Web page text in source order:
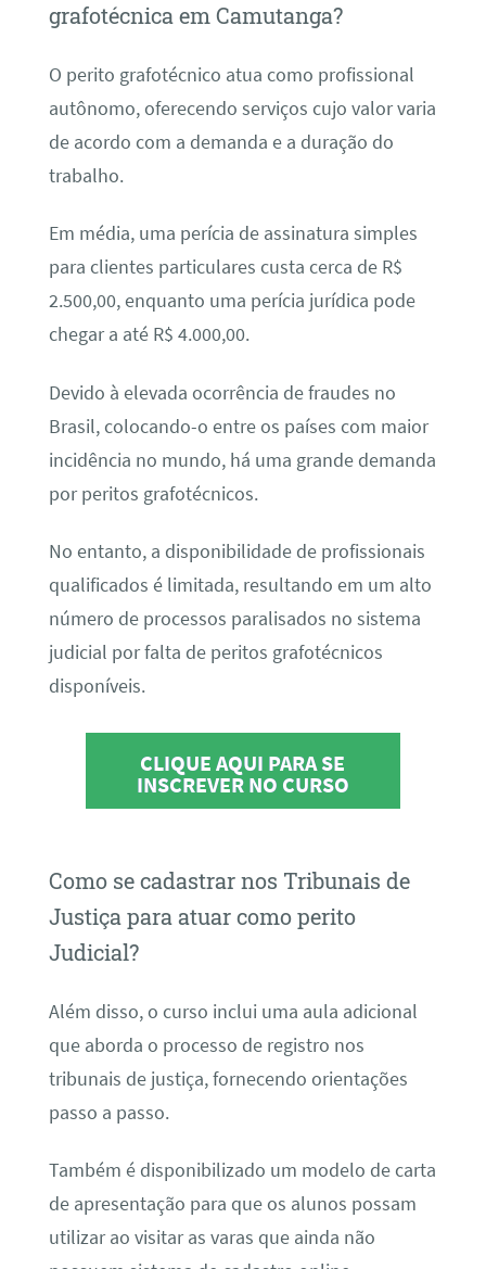
grafotécnica em Camutanga?
O perito grafotécnico atua como profissional
autônomo, oferecendo serviços cujo valor varia
de acordo com a demanda e a duração do
trabalho.
Em média, uma perícia de assinatura simples
para clientes particulares custa cerca de R$
2.500,00, enquanto uma perícia jurídica pode
chegar a até R$ 4.000,00.
Devido à elevada ocorrência de fraudes no
Brasil, colocando-o entre os países com maior
incidência no mundo, há uma grande demanda
por peritos grafotécnicos.
No entanto, a disponibilidade de profissionais
qualificados é limitada, resultando em um alto
número de processos paralisados no sistema
judicial por falta de peritos grafotécnicos
disponíveis.
CLIQUE AQUI PARA SE
INSCREVER NO CURSO
Como se cadastrar nos Tribunais de
Justiça para atuar como perito
Judicial?
Além disso, o curso inclui uma aula adicional
que aborda o processo de registro nos
tribunais de justiça, fornecendo orientações
passo a passo.
Também é disponibilizado um modelo de carta
de apresentação para que os alunos possam
utilizar ao visitar as varas que ainda não